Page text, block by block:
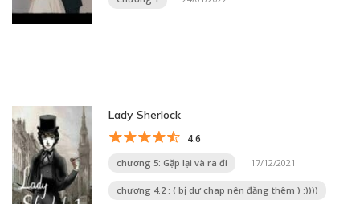
Lady Sherlock
4.6
chương 5: Gặp lại và ra đi 17/12/2021
chương 4.2 : ( bị dư chap nên đăng thêm ) :))))